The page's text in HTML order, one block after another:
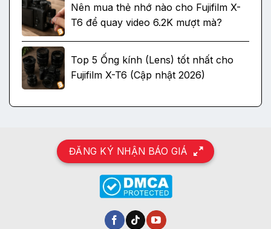
Nên mua thẻ nhớ nào cho Fujifilm X-
T6 để quay video 6.2K mượt mà?
Top 5 Ống kính (Lens) tốt nhất cho
Fujifilm X-T6 (Cập nhật 2026)
ĐĂNG KÝ NHẬN BÁO GIÁ